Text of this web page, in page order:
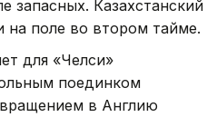
запасных. Казахстанский
на поле во втором тайме.
для «Челси»
поединком
в Англию